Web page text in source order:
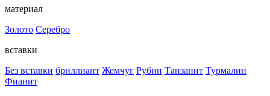
материал
Золото Серебро
вставки
Без вставки бриллиант Жемчуг Рубин Танзанит Турмалин
Фианит